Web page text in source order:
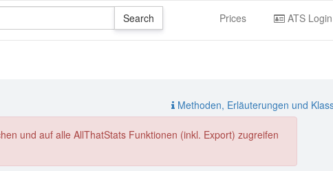
Prices ATS Login
Methoden, Erläuterungen und
und auf alle AllThatStats Funktionen (inkl. Export) zugreifen